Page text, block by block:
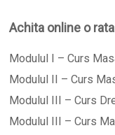
Achita online o
Modulul I – Curs
Modulul II – Curs
Modulul III – Curs
Modulul III – Curs